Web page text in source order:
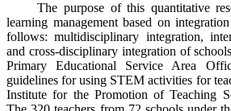
The purpose of this quantitative
learning management based on
follows: multidisciplinary integration,
and cross-disciplinary integration of
Primary Educational Service Area
guidelines for using STEM activities for
Institute for the Promotion of Teaching